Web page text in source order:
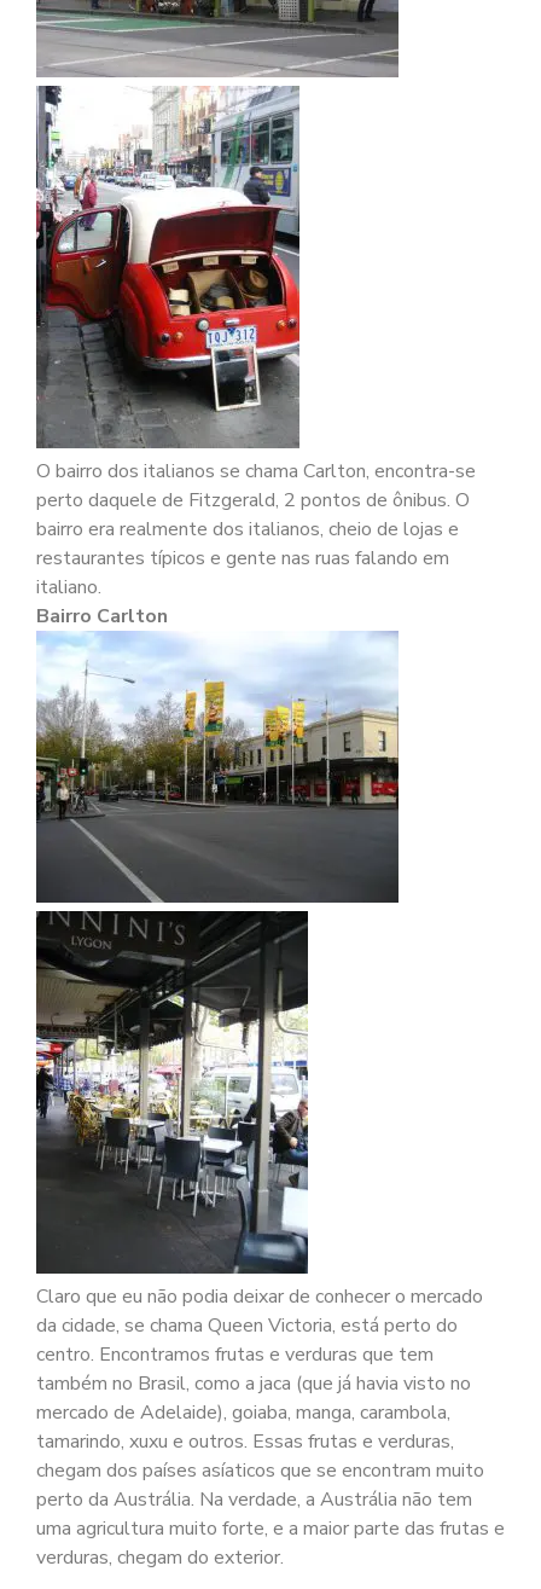
O bairro dos italianos se chama Carlton, encontra-se
perto daquele de Fitzgerald, 2 pontos de ônibus. O
bairro era realmente dos italianos, cheio de lojas e
restaurantes típicos e gente nas ruas falando em
italiano.
Bairro Carlton
Claro que eu não podia deixar de conhecer o mercado
da cidade, se chama Queen Victoria, está perto do
centro. Encontramos frutas e verduras que tem
também no Brasil, como a jaca (que já havia visto no
mercado de Adelaide), goiaba, manga, carambola,
tamarindo, xuxu e outros. Essas frutas e verduras,
chegam dos países asíaticos que se encontram muito
perto da Austrália. Na verdade, a Austrália não tem
uma agricultura muito forte, e a maior parte das frutas e
verduras, chegam do exterior.